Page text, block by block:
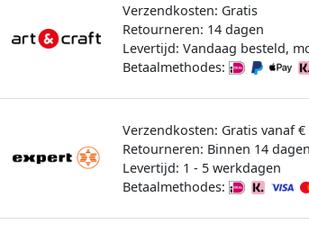
Verzendkosten: Gratis
Retourneren: 14 dagen
Levertijd: Vandaag besteld,
Betaalmethodes:
Verzendkosten: Gratis vanaf €
Retourneren: Binnen 14 dagen
Levertijd: 1 - 5 werkdagen
Betaalmethodes: